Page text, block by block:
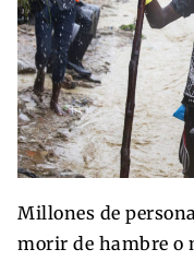
Millones de
morir de hambre o